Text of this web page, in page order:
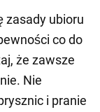
zasady ubioru
co do
że zawsze
Nie
i pranie